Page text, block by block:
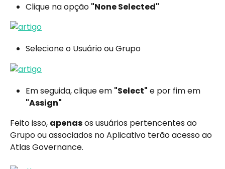
Clique na opção "None Selected"
Selecione o Usuário ou Grupo
Em seguida, clique em "Select" e por fim em
"Assign"
Feito isso, apenas os usuários pertencentes ao
Grupo ou associados no Aplicativo terão acesso ao
Atlas Governance.